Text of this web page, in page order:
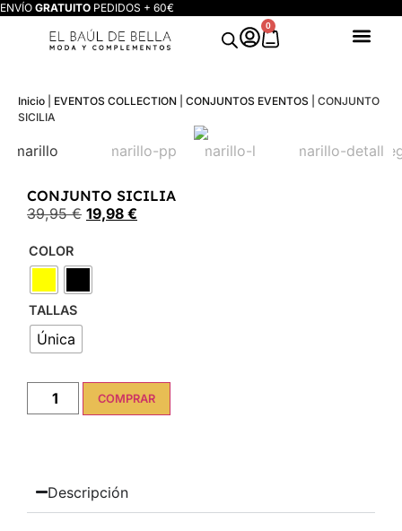
ENVÍO GRATUITO PEDIDOS + 60€
0
Inicio EVENTOS COLLECTION CONJUNTOS EVENTOS
CONJUNTO
SICILIA
CONJUNTO SICILIA
39,95€ 19,98 €
COLOR
TALLAS
Única
COMPRAR
Descripción